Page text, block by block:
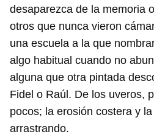
desaparezca de la memoria
otros que nunca vieron
una escuela a la que
algo habitual cuando no
alguna que otra pintada
Fidel o Raúl. De los uveros,
pocos; la erosión costera y
arrastrando.